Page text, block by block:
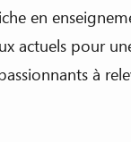
en
actuels pour
à